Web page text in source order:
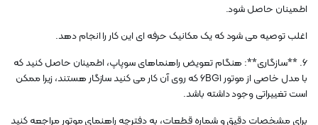
اطمینان حاصل شود.
اغلب توصیه می شود که یک مکانیک حرفه ای این کار را انجام دهد.
6. **سازگاری**: هنگام تعویض راهنماهای سوپاپ، اطمینان حاصل کنید که
با مدل خاصی از موتور 6BG1 که روی آن کار می کنید سازگار هستند، زیرا ممکن
است تغییراتی وجود داشته باشد.
برای مشخصات دقیق و شماره قطعات، به دفترچه راهنمای موتور مراجعه کنید